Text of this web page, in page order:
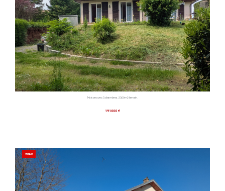
Maison avec 3 chambres, 2300m2 terrain.
191000 €
VENDU